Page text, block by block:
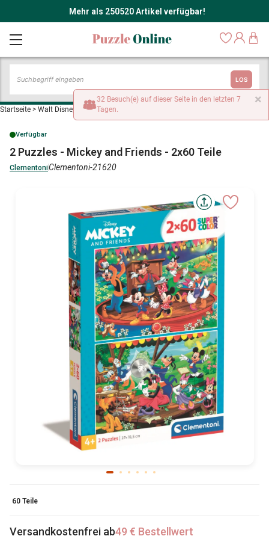
Mehr als 250520 Artikel verfügbar!
LOS
Startseite > Walt Disney Puzzles >2 Puzzles - Mickey and Friends - 2x60 Teile
Verfügbar
2 Puzzles - Mickey and Friends - 2x60 Teile
ClementoniClementoni-21620
60 Teile
Versandkostenfrei ab49 € Bestellwert
×
32 Besuch(e) auf dieser Seite in den letzten 7
Tagen.